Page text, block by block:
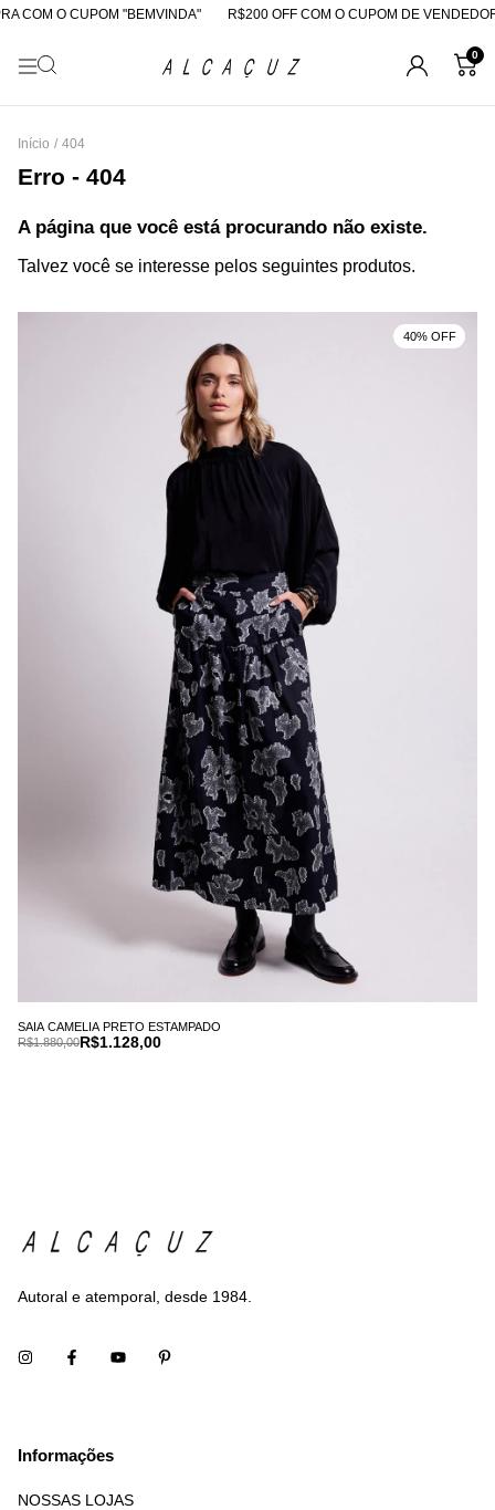
COM O CUPOM "BEMVINDA" R$200 OFF COM O CUPOM DE
0
Início / 404
Erro - 404
A página que você está procurando não existe.
Talvez você se interesse pelos seguintes produtos.
SAIA CAMELIA PRETO ESTAMPADO
R$1.128,00
R$1.880,00
40% OFF
Autoral e atemporal, desde 1984.
Informações
NOSSAS LOJAS